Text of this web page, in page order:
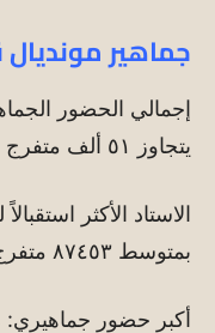
جماهير مونديال
يتجاوز ٥١ ألف متفرج
بمتوسط ٨٧٤٥٣ متفرج
أكبر حضور جماهيري: